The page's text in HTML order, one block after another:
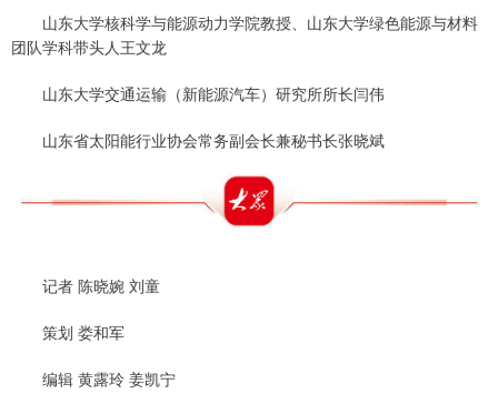
山东大学核科学与能源动力学院教授、山东大学绿色能源与材料
团队学科带头人王文龙
山东大学交通运输（新能源汽车）研究所所长闫伟
山东省太阳能行业协会常务副会长兼秘书长张晓斌
记者 陈晓婉 刘童
策划 娄和军
编辑 黄露玲 姜凯宁